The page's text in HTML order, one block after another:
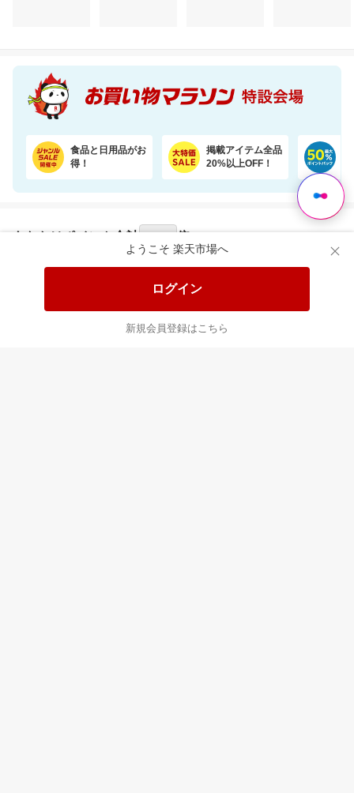
ようこそ 楽天市場へ
ログイン
新規会員登録はこちら
食品と日用品がお
得！
掲載アイテム全品
20%以上OFF！
あなたはポイント 合計 倍